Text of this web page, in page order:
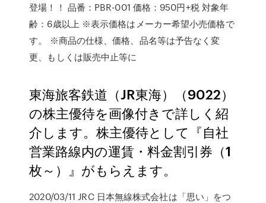
登場！！ 品番：PBR-001 価格：950円+税 対象年
齢：6歳以上 ※表示価格はメーカー希望小売価格で
す。 ※商品の仕様、価格、品名等は予告なく変
更、もしくは販売中止等に
東海旅客鉄道（JR東海）（9022）
の株主優待を画像付きで詳しく紹
介します。株主優待として『自社
営業路線内の運賃・料金割引券（1
枚～）』がもらえます。
2020/03/11 JRC 日本無線株式会社は「思い」をつ